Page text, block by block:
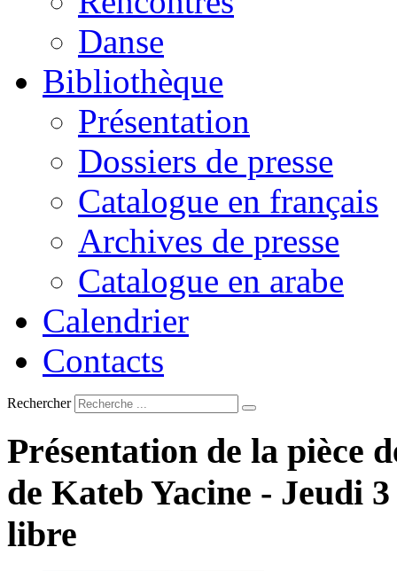
Danse
Bibliothèque
Présentation
Dossiers de presse
Catalogue en français
Archives de presse
Catalogue en arabe
Calendrier
Contacts
Rechercher
Présentation de la pièce
de Kateb Yacine - Jeudi 3
libre